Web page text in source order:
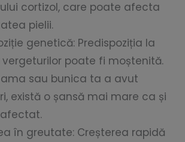
cortizol, care poate afecta
pielii.
genetică: Predispoziția la
poate fi moștenită.
sau bunica ta a avut
există o șansă mai mare ca și
în greutate: Creșterea rapidă